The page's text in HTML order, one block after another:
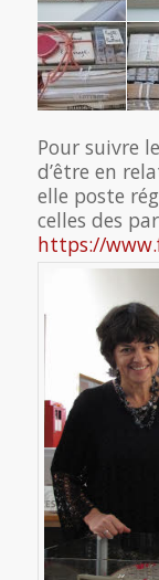
Pour suivre
d’être en
elle poste
celles des
https://